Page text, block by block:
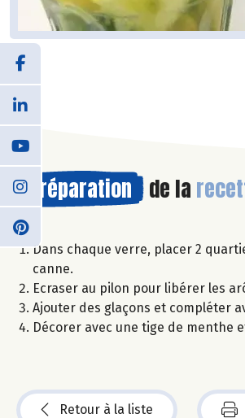
Préparation de la
Dans chaque verre, placer 2
canne.
Ecraser au pilon pour libérer les
Ajouter des glaçons et compléter
Décorer avec une tige de menthe
Retour à la liste